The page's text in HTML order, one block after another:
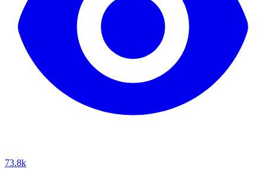
73.8k